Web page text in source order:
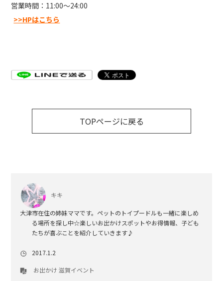
営業時間：11:00〜24:00
>>HPはこちら
TOPページに戻る
キキ
大津市在住の姉妹ママです。ペットのトイプードルも一緒に楽しめ
る場所を探し中☆楽しいお出かけスポットやお得情報、子ども
たちが喜ぶことを紹介していきます♪
2017.1.2
お出かけ 滋賀イベント